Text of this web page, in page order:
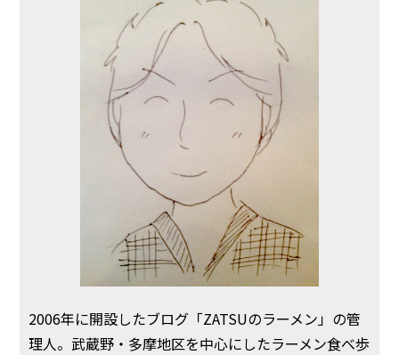
2006年に開設したブログ「ZATSUのラーメン」の管
理人。武蔵野・多摩地区を中心にしたラーメン食べ歩